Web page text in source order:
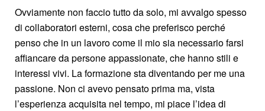
Ovviamente non faccio tutto da solo, mi avvalgo spesso
di collaboratori esterni, cosa che preferisco perché
penso che in un lavoro come il mio sia necessario farsi
affiancare da persone appassionate, che hanno stili e
interessi vivi. La formazione sta diventando per me una
passione. Non ci avevo pensato prima ma, vista
l’esperienza acquisita nel tempo, mi piace l’idea di